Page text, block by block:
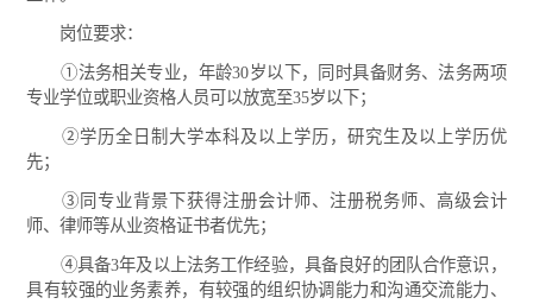
岗位要求：
①法务相关专业，年龄30岁以下，同时具备财务、法务两项
专业学位或职业资格人员可以放宽至35岁以下；
②学历全日制大学本科及以上学历，研究生及以上学历优
先；
③同专业背景下获得注册会计师、注册税务师、高级会计
师、律师等从业资格证书者优先；
④具备3年及以上法务工作经验，具备良好的团队合作意识，
具有较强的业务素养，有较强的组织协调能力和沟通交流能力、